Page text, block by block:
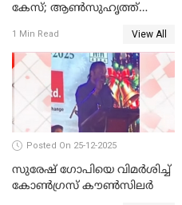
കേസ്; ആണ്‍സുഹൃത്ത്
1 Min Read View All
Posted On 25-12-2025
സുരേഷ് ഗോപിയെ വിമര്‍ശിച്ച്
കോണ്‍ഗ്രസ് കൗണ്‍സിലര്‍